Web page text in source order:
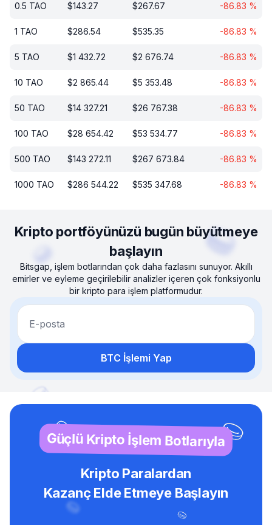
0.5 TAO $143.27 $267.67 -86.83 %
1 TAO $286.54 $535.35 -86.83 %
5 TAO $1 432.72 $2 676.74 -86.83 %
10 TAO $2 865.44 $5 353.48 -86.83 %
50 TAO $14 327.21 $26 767.38 -86.83 %
100 TAO $28 654.42 $53 534.77 -86.83 %
500 TAO $143 272.11 $267 673.84 -86.83 %
1000 TAO $286 544.22 $535 347.68 -86.83 %
Kripto portföyünüzü bugün büyütmeye
başlayın
Bitsgap, işlem botlarından çok daha fazlasını sunuyor. Akıllı
emirler ve eyleme geçirilebilir analizler içeren çok fonksiyonlu
bir kripto para işlem platformudur.
E-posta
BTC İşlemi Yap
Güçlü Kripto İşlem Botlarıyla
Kripto Paralardan
Kazanç Elde Etmeye Başlayın